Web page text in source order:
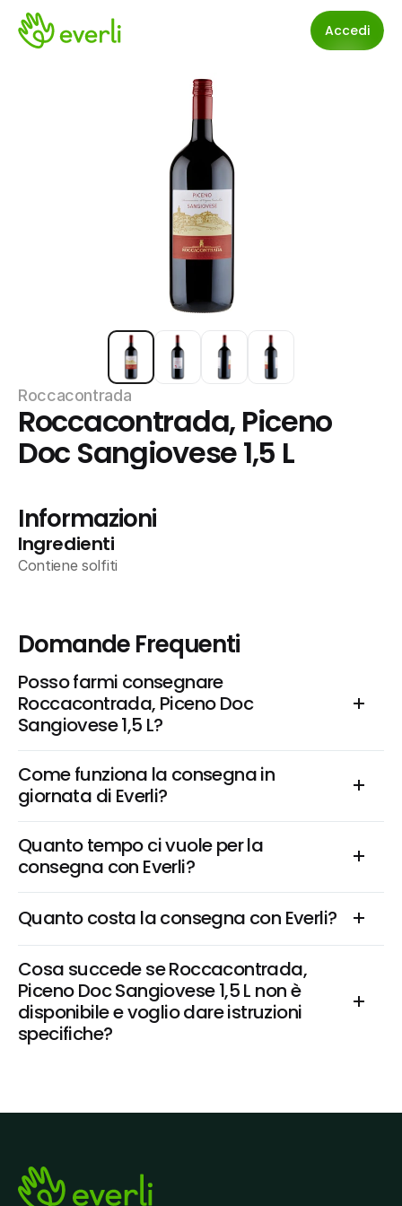
Accedi
Roccacontrada
Roccacontrada, Piceno
Doc Sangiovese 1,5 L
Informazioni
Ingredienti
Contiene solfiti
Domande Frequenti
Posso farmi consegnare
Roccacontrada, Piceno Doc
Sangiovese 1,5 L?
Come funziona la consegna in
giornata di Everli?
Quanto tempo ci vuole per la
consegna con Everli?
Quanto costa la consegna con Everli?
Cosa succede se Roccacontrada,
Piceno Doc Sangiovese 1,5 L non è
disponibile e voglio dare istruzioni
specifiche?